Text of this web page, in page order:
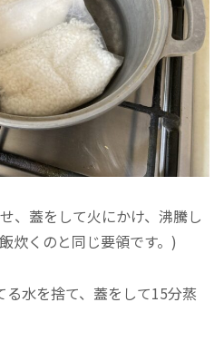
、蓋をして火にかけ、沸騰し
炊くのと同じ要領です。)
水を捨て、蓋をして15分蒸